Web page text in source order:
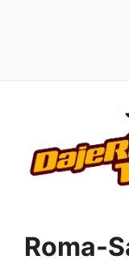
contenuto
Roma-